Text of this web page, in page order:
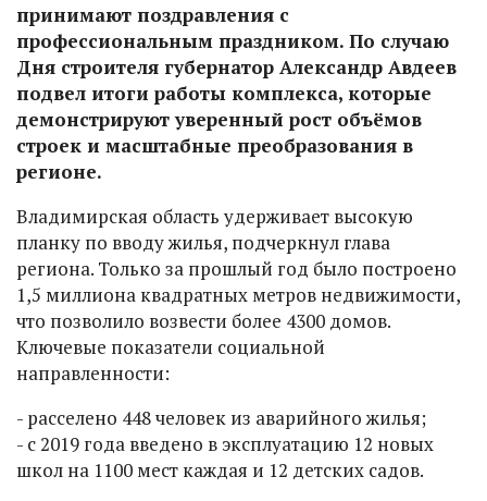
принимают поздравления с
профессиональным праздником. По случаю
Дня строителя губернатор Александр Авдеев
подвел итоги работы комплекса, которые
демонстрируют уверенный рост объёмов
строек и масштабные преобразования в
регионе.
Владимирская область удерживает высокую
планку по вводу жилья, подчеркнул глава
региона. Только за прошлый год было построено
1,5 миллиона квадратных метров недвижимости,
что позволило возвести более 4300 домов.
Ключевые показатели социальной
направленности:
- расселено 448 человек из аварийного жилья;
- с 2019 года введено в эксплуатацию 12 новых
школ на 1100 мест каждая и 12 детских садов.